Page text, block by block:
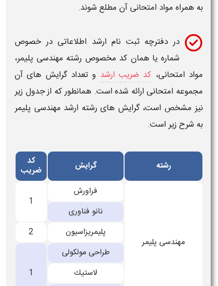
به همراه مواد امتحانی آن مطلع شوند.
در دفترچه ثبت نامارشد اطلاعاتی در خصوص
شماره یا همان کد مخصوص رشته مهندسی پلیمر،
مواد امتحانی، کد ضریب ارشد و تعدادگرایش های آن
مجموعه امتحانی ارائه شده است. همانطور که از جدول زیر
نیز مشخص است،گرایش های رشته ارشد مهندسی پلیمر
به شرح زیر است.
رشته گرایش کد
ضریب
مهندسی پلیمر
فراورش
1
نانو فناوری
پلیمریزاسیون
2
طراحی مولكولی
1
لاستیك